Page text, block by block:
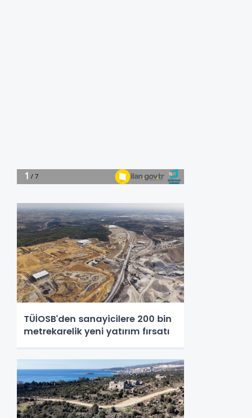
TÜİOSB'den sanayicilere 200 bin
metrekarelik yeni yatırım fırsatı